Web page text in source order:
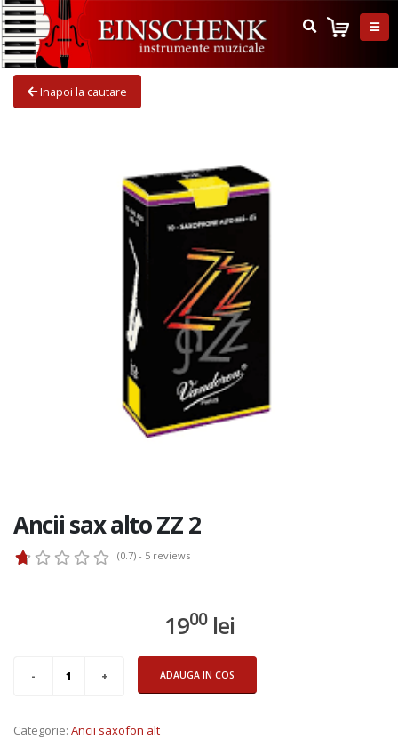
Inapoi la cautare
Ancii sax alto ZZ 2
(0.7) - 5 reviews
1900lei
ADAUGA IN COS
Categorie: Ancii saxofon alt